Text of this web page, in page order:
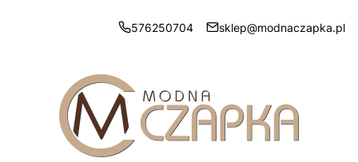
576250704 sklep@modnaczapka.pl